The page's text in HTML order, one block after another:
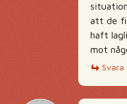
att de
haft
mot
Svara